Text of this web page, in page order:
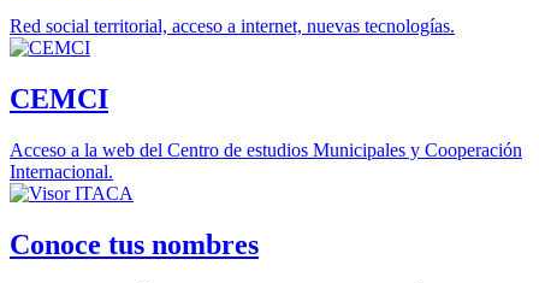
Red social territorial, acceso a internet, nuevas tecnologías.
CEMCI
Acceso a la web del Centro de estudios Municipales y Cooperación
Internacional.
Conoce tus nombres